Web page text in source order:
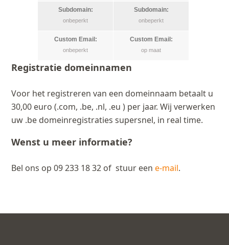
onbeperkt
onbeperkt
onbeperkt
op maat
Registratie domeinnamen
Voor het registreren van een domeinnaam betaalt u
30,00 euro (.com, .be, .nl, .eu ) per jaar. Wij verwerken
uw .be domeinregistraties supersnel, in real time.
Wenst u meer informatie?
Bel ons op 09 233 18 32 of stuur eene-mail.